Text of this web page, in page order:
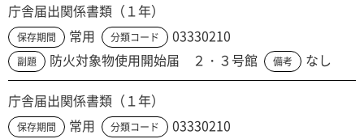
庁舎届出関係書類（１年）
保存期間 常用 分類コード 03330210
副題 防火対象物使用開始届 ２・３号館 備考 なし
庁舎届出関係書類（１年）
保存期間 常用 分類コード 03330210